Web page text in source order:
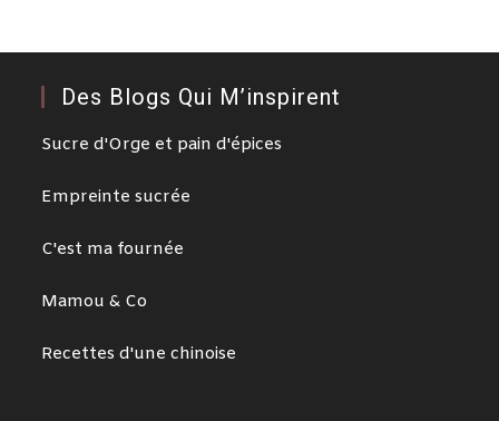
Des Blogs Qui M’inspirent
Sucre d'Orge et pain d'épices
Empreinte sucrée
C'est ma fournée
Mamou & Co
Recettes d'une chinoise